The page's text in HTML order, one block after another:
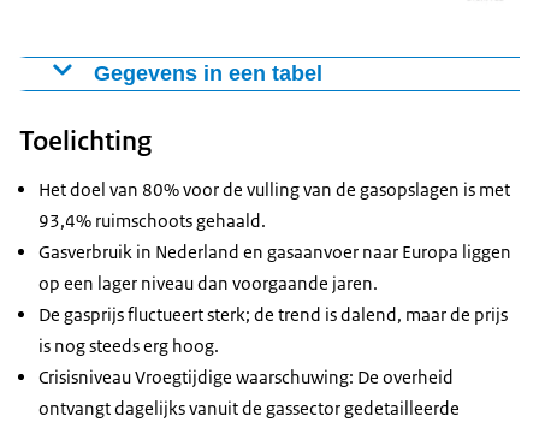
2019-2021
Gemiddelde
uit alle
bronnen
11690,15
GWh
Gegevens in een tabel
3 januari 2022
80,43
26 augustus 2022
12 oktober 2022
Toelichting
Het doel van 80% voor de vulling van de gasopslagen is met
93,4% ruimschoots gehaald.
Gasverbruik in Nederland en gasaanvoer naar Europa liggen
op een lager niveau dan voorgaande jaren.
De gasprijs fluctueert sterk; de trend is dalend, maar de prijs
is nog steeds erg hoog.
Crisisniveau Vroegtijdige waarschuwing: De overheid
ontvangt dagelijks vanuit de gassector gedetailleerde